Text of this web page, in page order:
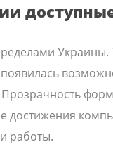
Прозрачность
работы.